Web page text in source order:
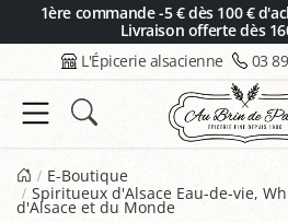
1ère commande -5 € dès 100 €
Livraison offerte dès
L'Épicerie alsacienne 03
E-Boutique
Spiritueux d'Alsace Eau-de-vie,
d'Alsace et du Monde
Panneau de gestion des cookies